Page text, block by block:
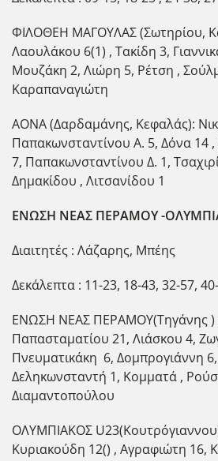
ΦΙΛΟΘΕΗ ΜΑΓΟΥΛΑΣ (Σωτηρίου,
Λαουλάκου 6(1) , Τακίδη 3,
Μουζάκη 2, Λιώρη 5, Ρέτση ,
Καραπαναγιώτη
ΑΟΝΑ (Δαρδαμάνης, Κεφαλάς):
Παπακωνσταντίνου Α. 5, Δόνα 14
7, Παπακωνσταντίνου Δ. 1,
Δημακίδου , Λιτσανίδου 1
ΕΝΩΣΗ ΝΕΑΣ ΠΕΡΑΜΟΥ -
Διαιτητές : Λάζαρης, Μπέης
Δεκάλεπτα : 11-23, 18-43, 32-57,
EΝΩΣΗ ΝΕΑΣ ΠΕΡΑΜΟΥ(Τηγάνης )
Παπασταματίου 21, Λιάσκου 4,
Πνευματικάκη 6, Δομπρογιάννη
Δεληκωνσταντή 1, Κομματά ,
Διαμαντοπούλου
ΟΛΥΜΠΙΑΚΟΣ
Κυριακούδη 12() , Αγραφιώτη 16,